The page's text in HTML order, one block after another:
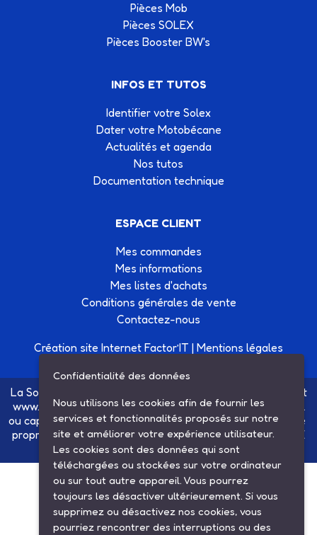
Pièces Mob
Pièces SOLEX
Pièces Booster BW's
INFOS ET TUTOS
Identifier votre Solex
Dater votre Motobécane
Actualités et agenda
Nos tutos
Documentation technique
ESPACE CLIENT
Mes commandes
Mes informations
Mes listes d'achats
Conditions générales de vente
Contactez-nous
Création site Internet Factor’IT | Mentions légales
La Société SARL ETS MAUGER, exploitante du site internet
www.ets-mauger.com, n'a aucun lien juridique, commercial
ou capitalistique avec la société SINBAR - Groupe Easybike
propriétaire des marques SOLEX, VELOSOLEX, SOLEXINE
et E-SOLEX.
Confidentialité des données
Nous utilisons les cookies afin de fournir les
services et fonctionnalités proposés sur notre
site et améliorer votre expérience utilisateur.
Les cookies sont des données qui sont
téléchargées ou stockées sur votre ordinateur
ou sur tout autre appareil. Vous pourrez
toujours les désactiver ultérieurement. Si vous
supprimez ou désactivez nos cookies, vous
pourriez rencontrer des interruptions ou des